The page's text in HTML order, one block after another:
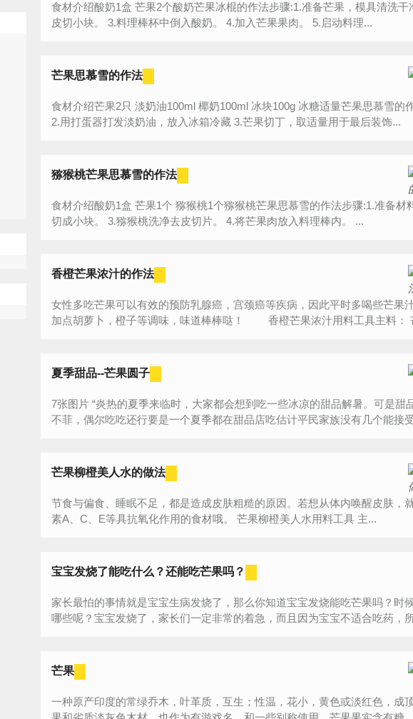
食材介绍酸奶1盒 芒果2个酸奶芒果冰棍的作法步骤:1.准备芒果，模具清洗干净。 2.将芒果洗净去
皮切小块。 3.料理棒杯中倒入酸奶。 4.加入芒果果肉。 5.启动料理...
芒果思慕雪的作法
食材介绍芒果2只 淡奶油100ml 椰奶100ml 冰块100g 冰糖适量芒果思慕雪的作法步骤:1.准备好食材
2.用打蛋器打发淡奶油，放入冰箱冷藏 3.芒果切丁，取适量用于最后装饰...
猕猴桃芒果思慕雪的作法
食材介绍酸奶1盒 芒果1个 猕猴桃1个猕猴桃芒果思慕雪的作法步骤:1.准备材料。 2.芒果洗净后去皮
切成小块。 3.猕猴桃洗净去皮切片。 4.将芒果肉放入料理棒内。 ...
香橙芒果浓汁的作法
女性多吃芒果可以有效的预防乳腺癌，宫颈癌等疾病，因此平时多喝些芒果
加点胡萝卜，橙子等调味，味道棒棒哒！ 香橙芒果浓汁用料工具主料：
夏季甜品--芒果圆子
7张图片 “炎热的夏季来临时，大家都会想到吃一些冰凉的甜品解暑。可是甜品店里的甜品多数价格
不菲，偶尔吃吃还行要是一个夏季都在甜品店吃估计平民家族没有几个能接
芒果柳橙美人水的做法
节食与偏食、睡眠不足，都是造成皮肤粗糙的原因。若想从体内唤醒皮肤，
素A、C、E等具抗氧化作用的食材哦。 芒果柳橙美人水用料工具 主...
宝宝发烧了能吃什么？还能吃芒果吗？
家长最怕的事情就是宝宝生病发烧了，那么你知道宝宝发烧能吃芒果吗？时
哪些呢？宝宝发烧了，家长们一定非常的着急，而且因为宝宝不适合吃药，
芒果
一种原产印度的常绿乔木，叶革质，互生；性温，花小，黄色或淡红色，成